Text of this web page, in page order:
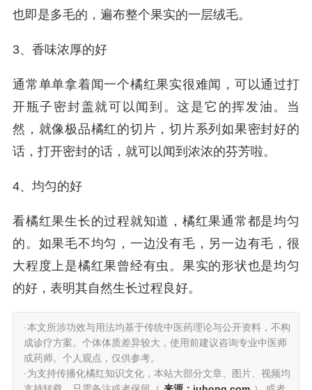
也即是多毛的，遍布整个果实的一层绒毛。
3、香味浓厚的好
通常单单拿着闻一个橘红果实很难闻，可以通过打
开瓶子密封盖就可以闻到。这是它的挥发油。当
然，就像极品橘红的切片，切片系列如果密封好的
话，打开密封的话，就可以闻到浓浓的芬芳啦。
4、均匀的好
看橘红果生长的过程就知道，橘红果通常都是均匀
的。如果毛不均匀，一边没有毛，另一边有毛，很
大程度上是橘红果曾经有虫。果实的形状也是均匀
的好，表明其自然生长过程良好。
·本文所涉功效与用法均基于传统中医药理论与公开资料，不构
成诊疗方案。个体体质差异较大，使用前建议咨询专业中医师
或药师。个人观点，仅供参考。
·为支持传播化橘红知识文化，本站大部分文章、图片、视频均